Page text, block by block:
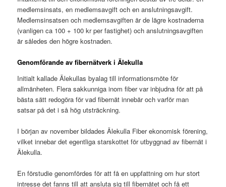
medlemsinsats, en medlemsavgift och en anslutningsavgift.
Medlemsinsatsen och medlemsavgiften är de lägre kostnaderna
(vanligen ca 100 + 100 kr per fastighet) och anslutningsavgiften
är således den högre kostnaden.
Genomförande av fibernätverk i Älekulla
Initialt kallade Älekullas byalag till informationsmöte för
allmänheten. Flera sakkunniga inom fiber var inbjudna för att på
bästa sätt redogöra för vad fibernät innebär och varför man
satsar på det i så hög utsträckning.
I början av november bildades Älekulla Fiber ekonomisk förening,
vilket innebar det egentliga starskottet för utbyggnad av fibernät i
Älekulla.
En förstudie genomfördes för att få en uppfattning om hur stort
intresse det fanns till att ansluta sig till fibernätet och få ett